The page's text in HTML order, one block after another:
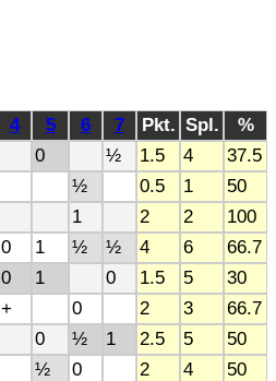
4 5 6 7 Pkt. Spl.
%
0 ½ 1.5 4
37.5
½ 0.5 1
50
1 2 2
100
0 1 ½ ½ 4 6
66.7
0 1 0 1.5 5
30
+ 0 2 3
66.7
0 ½ 1 2.5 5
50
½ 0 2 4
50